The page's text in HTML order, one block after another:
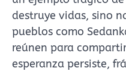
destruye vidas, sino
pueblos como
reúnen para
esperanza persiste,